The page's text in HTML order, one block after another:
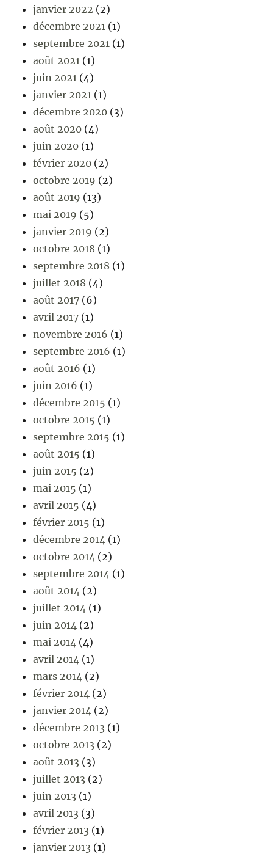
janvier 2022 (2)
décembre 2021 (1)
septembre 2021 (1)
août 2021 (1)
juin 2021 (4)
janvier 2021 (1)
décembre 2020 (3)
août 2020 (4)
juin 2020 (1)
février 2020 (2)
octobre 2019 (2)
août 2019 (13)
mai 2019 (5)
janvier 2019 (2)
octobre 2018 (1)
septembre 2018 (1)
juillet 2018 (4)
août 2017 (6)
avril 2017 (1)
novembre 2016 (1)
septembre 2016 (1)
août 2016 (1)
juin 2016 (1)
décembre 2015 (1)
octobre 2015 (1)
septembre 2015 (1)
août 2015 (1)
juin 2015 (2)
mai 2015 (1)
avril 2015 (4)
février 2015 (1)
décembre 2014 (1)
octobre 2014 (2)
septembre 2014 (1)
août 2014 (2)
juillet 2014 (1)
juin 2014 (2)
mai 2014 (4)
avril 2014 (1)
mars 2014 (2)
février 2014 (2)
janvier 2014 (2)
décembre 2013 (1)
octobre 2013 (2)
août 2013 (3)
juillet 2013 (2)
juin 2013 (1)
avril 2013 (3)
février 2013 (1)
janvier 2013 (1)